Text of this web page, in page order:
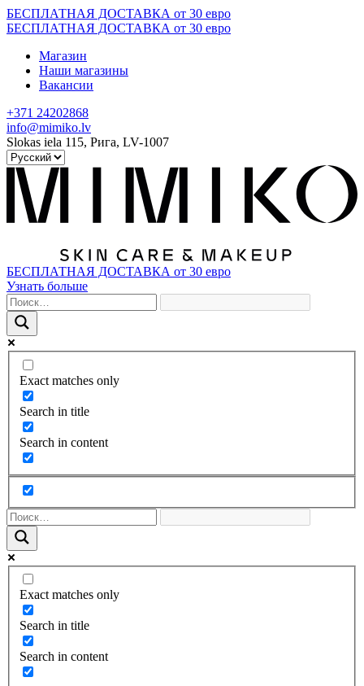
Skip
to
БЕСПЛАТНАЯ ДОСТАВКА от 30 евро
БЕСПЛАТНАЯ ДОСТАВКА от 30 евро
Магазин
Наши магазины
Вакансии
+371 24202868
info@mimiko.lv
Slokas iela 115, Рига, LV-1007
БЕСПЛАТНАЯ ДОСТАВКА от 30 евро
Узнать больше
Exact matches only
Search in title
Search in content
Exact matches only
Search in title
Search in content